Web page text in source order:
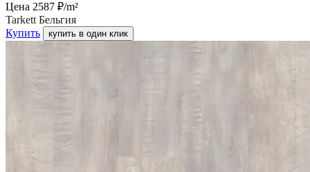
Цена 2587 ₽/m²
Tarkett Бельгия
Купить
купить в один клик